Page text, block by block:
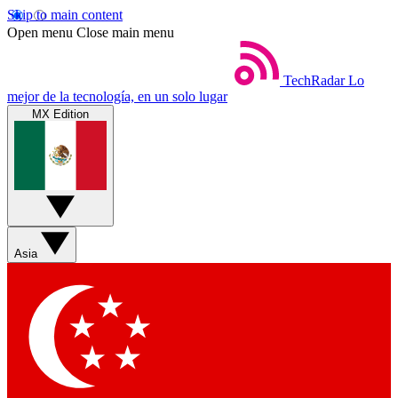
Skip to main content
Open menu Close main menu
TechRadar Lo
mejor de la tecnología, en un solo lugar
MX Edition
Asia